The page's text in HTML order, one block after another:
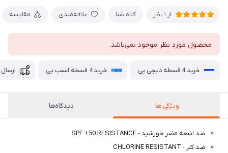
از 1 نظر کلاه شنا علاقه‌مندی مقایسه
محصول مورد نظر موجود نمی‌باشد.
خرید 4 قسطه دیجی پی خرید 4 قسطه اسنپ پی
ویژگی ها دیدگاه‌ها
ضد اشعه مضر خورشید - SPF +50 RESISTANCE
ضد کلر - CHLORINE RESISTANT